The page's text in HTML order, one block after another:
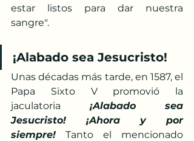
estar listos para dar nuestra
sangre".
¡Alabado sea Jesucristo!
Unas décadas más tarde, en 1587, el
Papa Sixto V promovió la
jaculatoria
¡Alabado sea
Jesucristo! ¡Ahora y por
siempre! Tanto el mencionado